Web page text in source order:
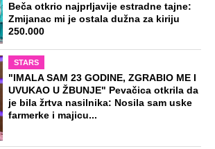
Beča otkrio najprljavije estradne tajne:
Zmijanac mi je ostala dužna za kiriju
250.000
STARS
"IMALA SAM 23 GODINE, ZGRABIO ME I
UVUKAO U ŽBUNJE" Pevačica otkrila da
je bila žrtva nasilnika: Nosila sam uske
farmerke i majicu...